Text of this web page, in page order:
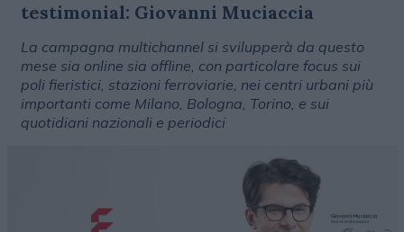
testimonial: Giovanni Muciaccia
La campagna multichannel si svilupperà da questo
mese sia online sia offline, con particolare focus sui
poli fieristici, stazioni ferroviarie, nei centri urbani più
importanti come Milano, Bologna, Torino, e sui
quotidiani nazionali e periodici